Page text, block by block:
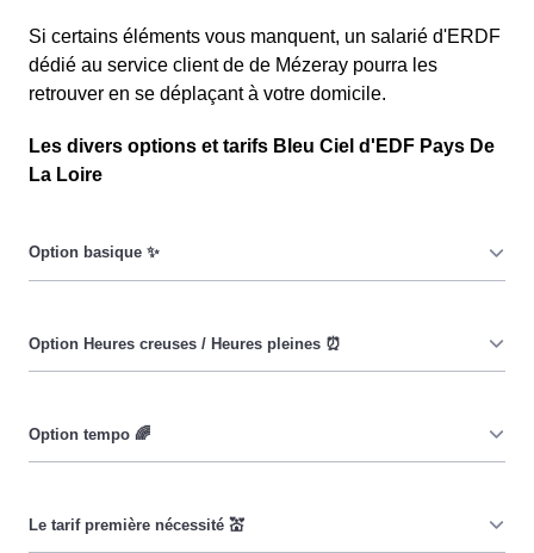
Si certains éléments vous manquent, un salarié d'ERDF
dédié au service client de de Mézeray pourra les
retrouver en se déplaçant à votre domicile.
Les divers options et tarifs Bleu Ciel d'EDF Pays De
La Loire
date, ni de l'heure, que ce soit en à Mézeray ou ailleurs.
💡
Mézeray est réduit. ⚡
Mézeréens à réduire leur consommation pendant 65